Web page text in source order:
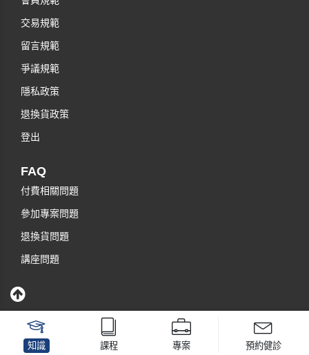
交易規範
留言規範
爭議規範
隱私政策
退換貨政策
登出
FAQ
付費相關問題
參加專案問題
退換貨問題
講座問題
知識 課程 專案 預約健診